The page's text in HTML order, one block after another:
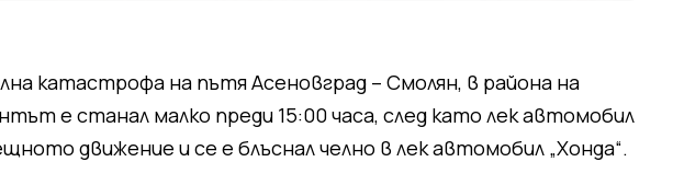
катастрофа на пътя Асеновград – Смолян, в района на
е станал малко преди 15:00 часа, след като лек автомобил
движение и се е блъснал челно в лек автомобил „Хонда“.